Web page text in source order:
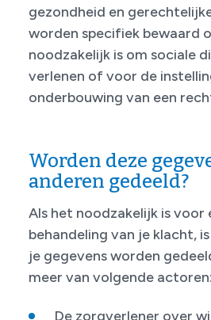
gezondheid en
worden specifiek bewaard
noodzakelijk is om sociale
verlenen of voor de
onderbouwing van een
Worden deze
anderen gedeeld?
Als het noodzakelijk is voor
behandeling van je klacht,
je gegevens worden
meer van volgende actoren:
De zorgverlener over